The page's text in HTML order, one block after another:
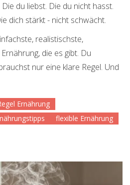
du liebst. Die du nicht hasst.
dich stärkt - nicht schwächt.
realistischste,
die es gibt. Du
nur eine klare Regel. Und
Ernährung
flexible Ernährung